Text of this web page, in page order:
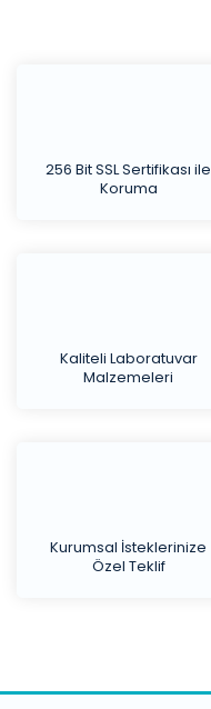
256 Bit SSL Sertifikası ile
Koruma
Kaliteli Laboratuvar
Malzemeleri
Kurumsal İsteklerinize
Özel Teklif